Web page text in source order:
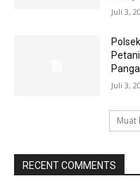
Juli 3,
Juli 3,
Muat
RECENT COMMENTS